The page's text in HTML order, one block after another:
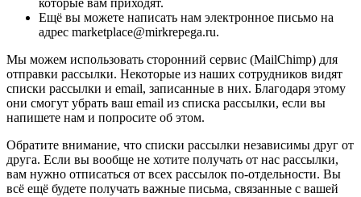
Ещё вы можете написать нам электронное письмо на
адрес marketplace@mirkrepega.ru.
Мы можем использовать сторонний сервис (MailChimp) для
отправки рассылки. Некоторые из наших сотрудников видят
списки рассылки и email, записанные в них. Благодаря этому
они смогут убрать ваш email из списка рассылки, если вы
напишете нам и попросите об этом.
Обратите внимание, что списки рассылки независимы друг от
друга. Если вы вообще не хотите получать от нас рассылки,
вам нужно отписаться от всех рассылок по-отдельности. Вы
всё ещё будете получать важные письма, связанные с вашей